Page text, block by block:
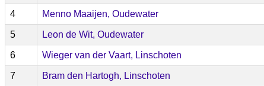
4 Menno Maaijen, Oudewater
5 Leon de Wit, Oudewater
6 Wieger van der Vaart, Linschoten
7 Bram den Hartogh, Linschoten